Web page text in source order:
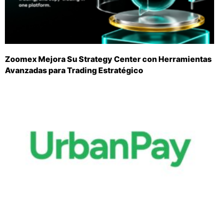
Zoomex Mejora Su Strategy Center con Herramientas
Avanzadas para Trading Estratégico